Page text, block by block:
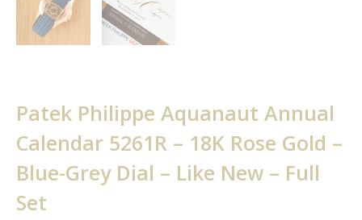
Patek Philippe Aquanaut Annual
Calendar 5261R – 18K Rose Gold –
Blue-Grey Dial – Like New – Full
Set